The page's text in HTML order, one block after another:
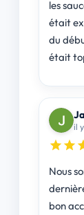
les
était
du
était
il
Nous
bon